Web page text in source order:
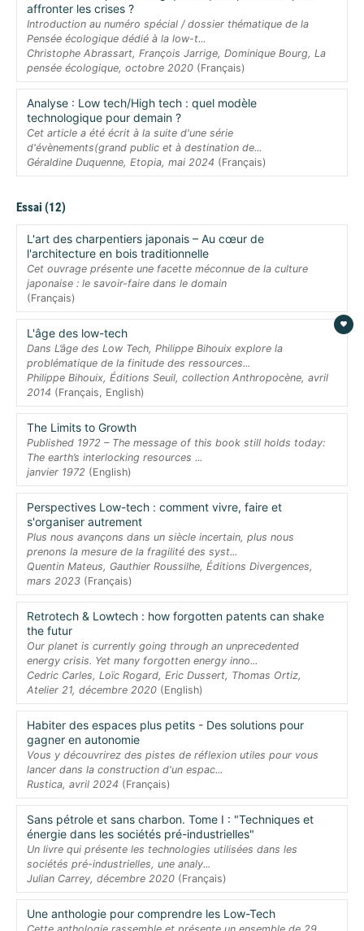
affronter les crises ?
Introduction au numéro spécial / dossier thématique de la
Pensée écologique dédié à la low-t...
Christophe Abrassart, François Jarrige, Dominique Bourg, La
pensée écologique, octobre 2020 (Français)
Analyse : Low tech/High tech : quel modèle
technologique pour demain ?
Cet article a été écrit à la suite d'une série
d'évènements(grand public et à destination de...
Géraldine Duquenne, Etopia, mai 2024 (Français)
Essai (12)
L'art des charpentiers japonais – Au cœur de
l'architecture en bois traditionnelle
Cet ouvrage présente une facette méconnue de la culture
japonaise : le savoir-faire dans le domain
(Français)
L'âge des low-tech
Dans L’âge des Low Tech, Philippe Bihouix explore la
problématique de la finitude des ressources...
Philippe Bihouix, Éditions Seuil, collection Anthropocène, avril
2014 (Français, English)
The Limits to Growth
Published 1972 – The message of this book still holds today:
The earth’s interlocking resources ...
janvier 1972 (English)
Perspectives Low-tech : comment vivre, faire et
s'organiser autrement
Plus nous avançons dans un siècle incertain, plus nous
prenons la mesure de la fragilité des syst...
Quentin Mateus, Gauthier Roussilhe, Éditions Divergences,
mars 2023 (Français)
Retrotech & Lowtech : how forgotten patents can shake
the futur
Our planet is currently going through an unprecedented
energy crisis. Yet many forgotten energy inno...
Cedric Carles, Loïc Rogard, Eric Dussert, Thomas Ortiz,
Atelier 21, décembre 2020 (English)
Habiter des espaces plus petits - Des solutions pour
gagner en autonomie
Vous y découvrirez des pistes de réflexion utiles pour vous
lancer dans la construction d'un espac...
Rustica, avril 2024 (Français)
Sans pétrole et sans charbon. Tome I : "Techniques et
énergie dans les sociétés pré-industrielles"
Un livre qui présente les technologies utilisées dans les
sociétés pré-industrielles, une analy...
Julian Carrey, décembre 2020 (Français)
Une anthologie pour comprendre les Low-Tech